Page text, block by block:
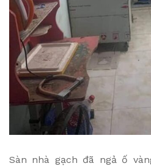
Sàn nhà gạch đã ngả ố